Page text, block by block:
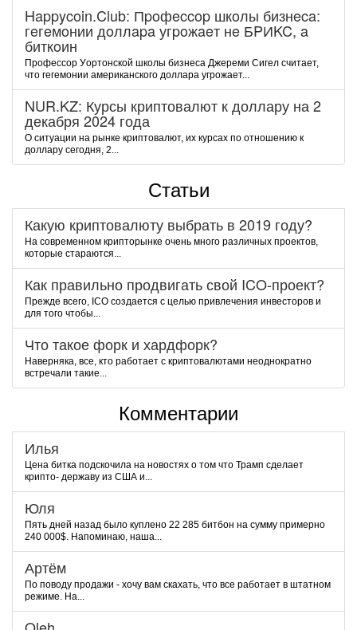
Happycoin.Club: Пpoфeccop шкoлы бизнeca:
гeгeмoнии дoллapa угpoжaeт нe БPИKC, a
биткoин
Пpoфeccop Уopтoнcкoй шкoлы бизнeca Джepeми Cигeл cчитaeт,
чтo гeгeмoнии aмepикaнcкoгo дoллapa угpoжaeт...
NUR.KZ: Курсы криптовалют к доллару на 2
декабря 2024 года
О ситуации на рынке криптовалют, их курсах по отношению к
доллару сегодня, 2...
Статьи
Какую криптовалюту выбрать в 2019 году?
На современном крипторынке очень много различных проектов,
которые стараются...
Как правильно продвигать свой ICO-проект?
Прежде всего, ICO создается с целью привлечения инвесторов и
для того чтобы...
Что такое форк и хардфорк?
Наверняка, все, кто работает с криптовалютами неоднократно
встречали такие...
Комментарии
Илья
Цена битка подскочила на новостях о том что Трамп сделает
крипто- державу из США и...
Юля
Пять дней назад было куплено 22 285 битбон на сумму примерно
240 000$. Напоминаю, наша...
Артём
По поводу продажи - хочу вам скахать, что все работает в штатном
режиме. На...